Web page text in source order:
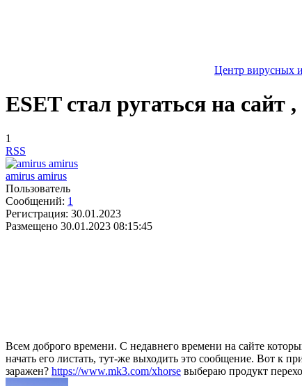
Центр вирусных
ESET стал ругаться на сайт
1
RSS
amirus amirus
Пользователь
Сообщений: 1
Регистрация: 30.01.2023
Размещено 30.01.2023 08:15:45
Всем доброго времени. С недавнего времени на сайте
начать его листать, тут-же выходить это сообщение. Вот к
заражен? https://www.mk3.com/xhorse выбераю продукт